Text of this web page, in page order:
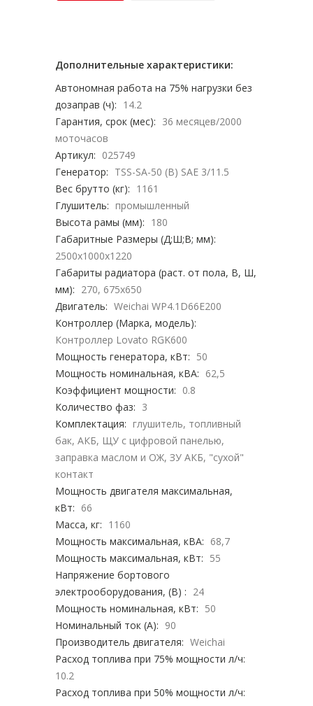
Дополнительные характеристики:
Автономная работа на 75% нагрузки без
дозаправ (ч): 14.2
Гарантия, срок (мес): 36 месяцев/2000
моточасов
Артикул: 025749
Генератор: TSS-SA-50 (B) SAE 3/11.5
Вес брутто (кг): 1161
Глушитель: промышленный
Высота рамы (мм): 180
Габаритные Размеры (Д;Ш;В; мм):
2500x1000x1220
Габариты радиатора (раст. от пола, В, Ш,
мм): 270, 675х650
Двигатель: Weichai WP4.1D66E200
Контроллер (Марка, модель):
Контроллер Lovato RGK600
Мощность генератора, кВт: 50
Мощность номинальная, кВА: 62,5
Коэффициент мощности: 0.8
Количество фаз: 3
Комплектация: глушитель, топливный
бак, АКБ, ЩУ с цифровой панелью,
заправка маслом и ОЖ, ЗУ АКБ, "сухой"
контакт
Мощность двигателя максимальная,
кВт: 66
Масса, кг: 1160
Мощность максимальная, кВА: 68,7
Мощность максимальная, кВт: 55
Напряжение бортового
электрооборудования, (В) : 24
Мощность номинальная, кВт: 50
Номинальный ток (А): 90
Производитель двигателя: Weichai
Расход топлива при 75% мощности л/ч:
10.2
Расход топлива при 50% мощности л/ч: